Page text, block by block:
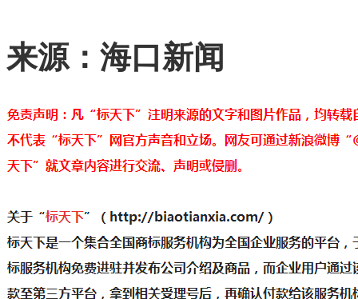
来源：海口新闻